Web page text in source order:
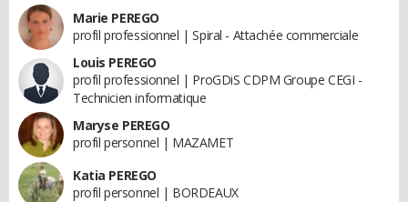
Marie PEREGO
profil professionnel | Spiral - Attachée commerciale
Louis PEREGO
profil professionnel | ProGDiS CDPM Groupe CEGI -
Technicien informatique
Maryse PEREGO
profil personnel | MAZAMET
Katia PEREGO
profil personnel | BORDEAUX